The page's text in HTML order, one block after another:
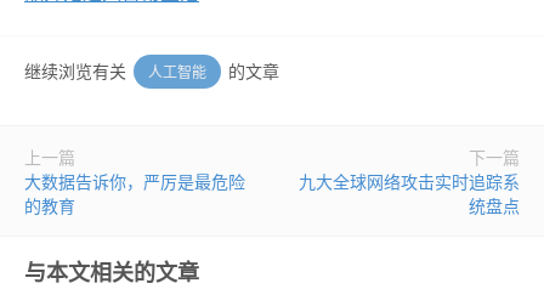
继续浏览有关 人工智能 的文章
上一篇
大数据告诉你，严厉是最危险
的教育
下一篇
九大全球网络攻击实时追踪系
统盘点
与本文相关的文章